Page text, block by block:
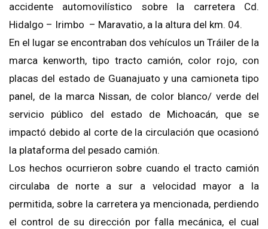
accidente automovilístico sobre la carretera Cd.
Hidalgo – Irimbo – Maravatio, a la altura del km. 04.
En el lugar se encontraban dos vehículos un Tráiler de la
marca kenworth, tipo tracto camión, color rojo, con
placas del estado de Guanajuato y una camioneta tipo
panel, de la marca Nissan, de color blanco/ verde del
servicio público del estado de Michoacán, que se
impactó debido al corte de la circulación que ocasionó
la plataforma del pesado camión.
Los hechos ocurrieron sobre cuando el tracto camión
circulaba de norte a sur a velocidad mayor a la
permitida, sobre la carretera ya mencionada, perdiendo
el control de su dirección por falla mecánica, el cual